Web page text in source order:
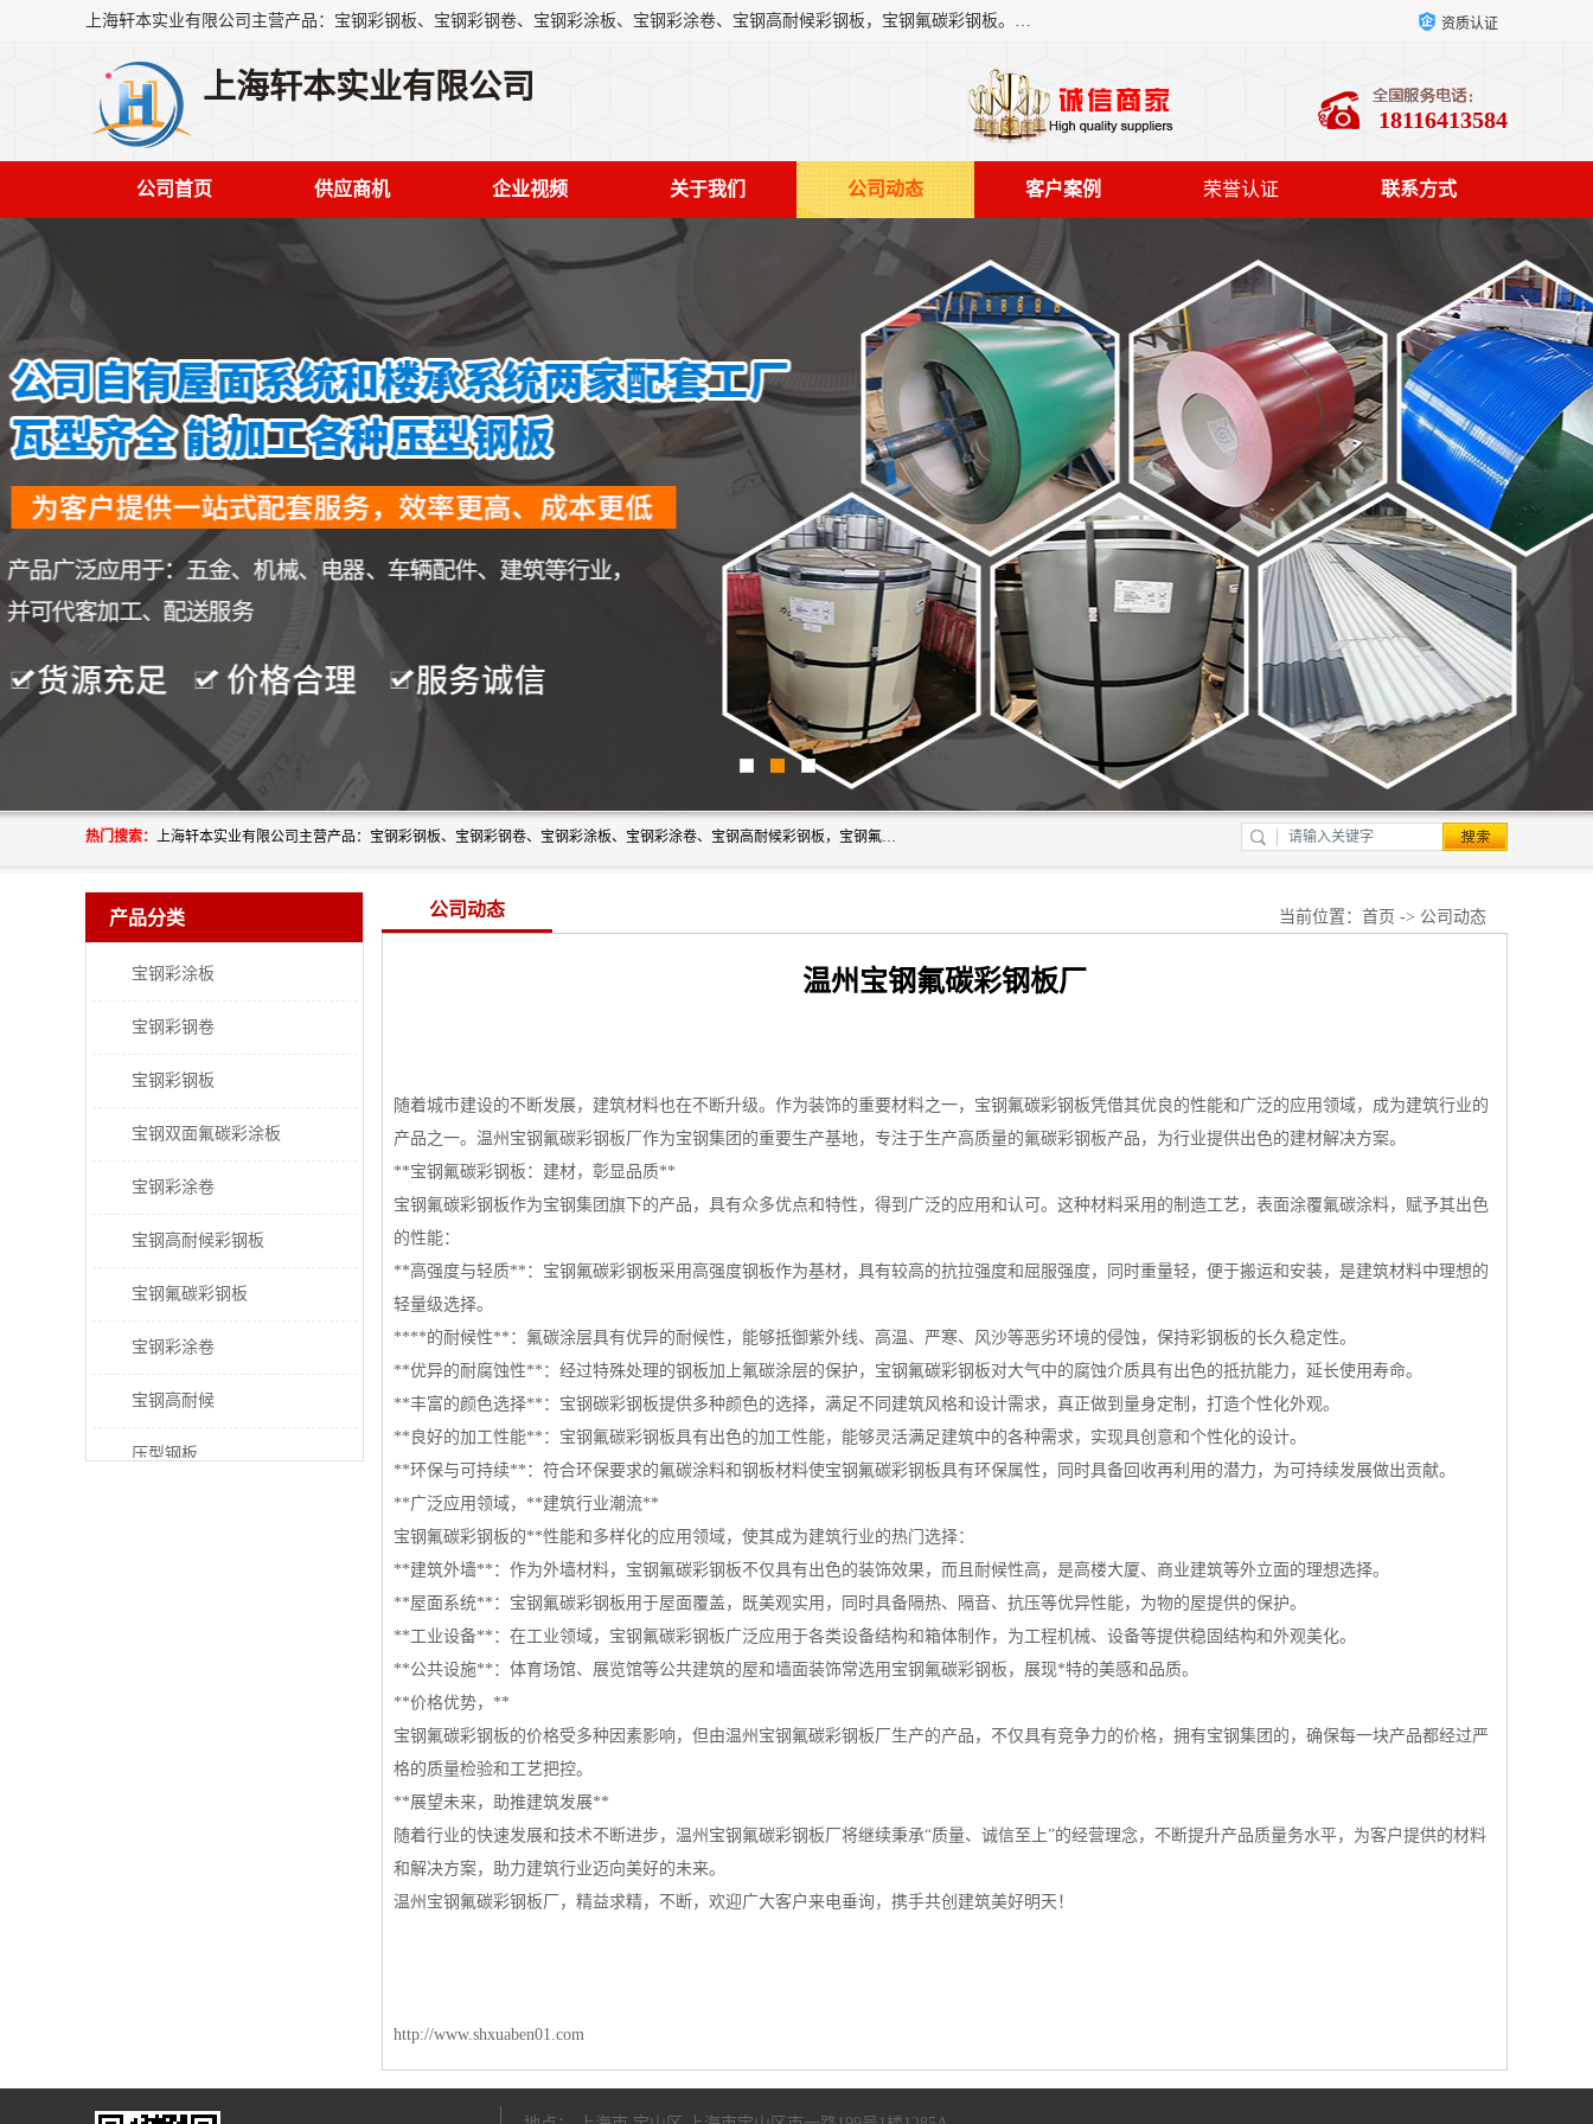
上海轩本实业有限公司主营产品：宝钢彩钢板、宝钢彩钢卷、宝钢彩涂板、宝钢彩涂卷、宝钢高耐候彩钢板，宝钢氟碳彩钢板。是一家集钢铁贸易，物流、加工为一体的产业全配套公司。 资质认证
上海轩本实业有限公司
18116413584
公司首页 供应商机 企业视频 关于我们 公司动态 客户案例 荣誉认证 联系方式
热门搜索： 上海轩本实业有限公司主营产品：宝钢彩钢板、宝钢彩钢卷、宝钢彩涂板、宝钢彩涂卷、宝钢高耐候彩钢板，宝钢氟碳彩钢板。是一家集钢铁贸易，物流、加工为一体的产业全配套公司。
产品分类
宝钢彩涂板
宝钢彩钢卷
宝钢彩钢板
宝钢双面氟碳彩涂板
宝钢彩涂卷
宝钢高耐候彩钢板
宝钢氟碳彩钢板
宝钢彩涂卷
宝钢高耐候
压型钢板
公司动态 当前位置： 首页 -> 公司动态
温州宝钢氟碳彩钢板厂
随着城市建设的不断发展，建筑材料也在不断升级。作为装饰的重要材料之一，宝钢氟碳彩钢板凭借其优良的性能和广泛的应用领域，成为建筑行业的
产品之一。温州宝钢氟碳彩钢板厂作为宝钢集团的重要生产基地，专注于生产高质量的氟碳彩钢板产品，为行业提供出色的建材解决方案。
**宝钢氟碳彩钢板：建材，彰显品质**
宝钢氟碳彩钢板作为宝钢集团旗下的产品，具有众多优点和特性，得到广泛的应用和认可。这种材料采用的制造工艺，表面涂覆氟碳涂料，赋予其出色
的性能：
**高强度与轻质**：宝钢氟碳彩钢板采用高强度钢板作为基材，具有较高的抗拉强度和屈服强度，同时重量轻，便于搬运和安装，是建筑材料中理想的
轻量级选择。
****的耐候性**：氟碳涂层具有优异的耐候性，能够抵御紫外线、高温、严寒、风沙等恶劣环境的侵蚀，保持彩钢板的长久稳定性。
**优异的耐腐蚀性**：经过特殊处理的钢板加上氟碳涂层的保护，宝钢氟碳彩钢板对大气中的腐蚀介质具有出色的抵抗能力，延长使用寿命。
**丰富的颜色选择**：宝钢碳彩钢板提供多种颜色的选择，满足不同建筑风格和设计需求，真正做到量身定制，打造个性化外观。
**良好的加工性能**：宝钢氟碳彩钢板具有出色的加工性能，能够灵活满足建筑中的各种需求，实现具创意和个性化的设计。
**环保与可持续**：符合环保要求的氟碳涂料和钢板材料使宝钢氟碳彩钢板具有环保属性，同时具备回收再利用的潜力，为可持续发展做出贡献。
**广泛应用领域，**建筑行业潮流**
宝钢氟碳彩钢板的**性能和多样化的应用领域，使其成为建筑行业的热门选择：
**建筑外墙**：作为外墙材料，宝钢氟碳彩钢板不仅具有出色的装饰效果，而且耐候性高，是高楼大厦、商业建筑等外立面的理想选择。
**屋面系统**：宝钢氟碳彩钢板用于屋面覆盖，既美观实用，同时具备隔热、隔音、抗压等优异性能，为物的屋提供的保护。
**工业设备**：在工业领域，宝钢氟碳彩钢板广泛应用于各类设备结构和箱体制作，为工程机械、设备等提供稳固结构和外观美化。
**公共设施**：体育场馆、展览馆等公共建筑的屋和墙面装饰常选用宝钢氟碳彩钢板，展现*特的美感和品质。
**价格优势，**
宝钢氟碳彩钢板的价格受多种因素影响，但由温州宝钢氟碳彩钢板厂生产的产品，不仅具有竞争力的价格，拥有宝钢集团的，确保每一块产品都经过严
格的质量检验和工艺把控。
**展望未来，助推建筑发展**
随着行业的快速发展和技术不断进步，温州宝钢氟碳彩钢板厂将继续秉承“质量、诚信至上”的经营理念，不断提升产品质量务水平，为客户提供的材料
和解决方案，助力建筑行业迈向美好的未来。
温州宝钢氟碳彩钢板厂，精益求精，不断，欢迎广大客户来电垂询，携手共创建筑美好明天！
http://www.shxuaben01.com